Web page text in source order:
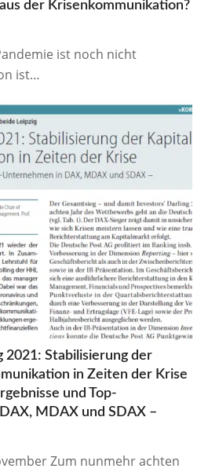
der Krisenkommunikation?
ist noch nicht
ist…
2021: Stabilisierung der
in Zeiten der Krise
und Top-
MDAX und SDAX –
Zum nunmehr achten